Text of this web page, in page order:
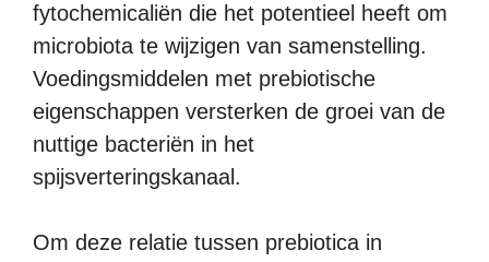
fytochemicaliën die het potentieel heeft om
microbiota te wijzigen van samenstelling.
Voedingsmiddelen met prebiotische
eigenschappen versterken de groei van de
nuttige bacteriën in het
spijsverteringskanaal.
Om deze relatie tussen prebiotica in